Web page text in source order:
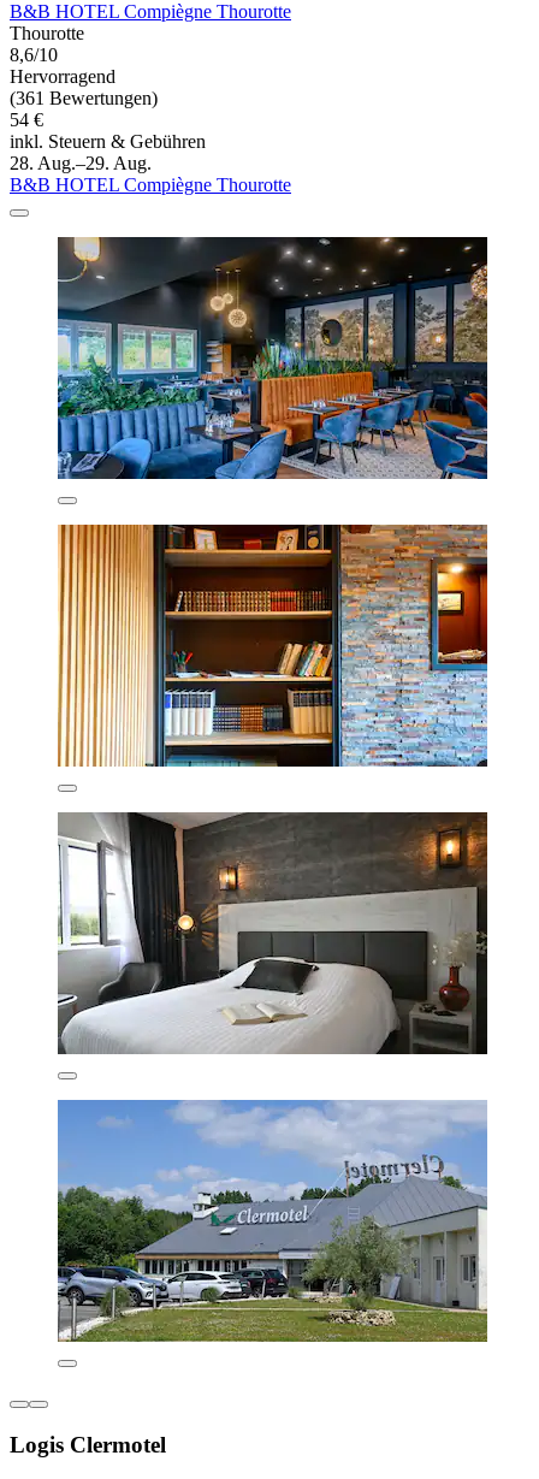
B&B HOTEL Compiègne Thourotte
Thourotte
8,6/10
Hervorragend
(361 Bewertungen)
54 €
inkl. Steuern & Gebühren
28. Aug.–29. Aug.
B&B HOTEL Compiègne Thourotte
Logis Clermotel